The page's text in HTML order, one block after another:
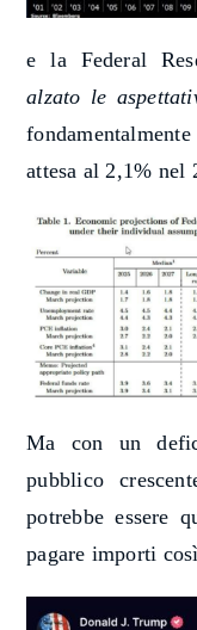
e la Federal
alzato le
attesa al 2,1% nel
Ma con un
pubblico
potrebbe essere
pagare importi